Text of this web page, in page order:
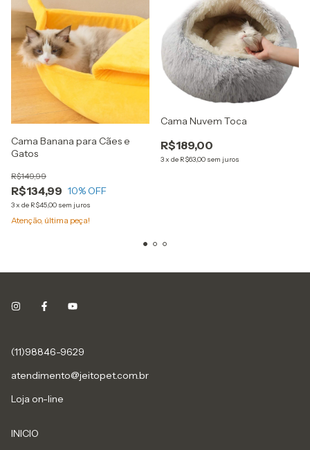
Cama Banana para Cães e
Gatos
R$134,99
R$149,99
10% OFF
3x de R$45,00 sem juros
Atenção, última peça!
Cama Nuvem Toca
R$189,00
3x de R$63,00 sem juros
(11)98846-9629
atendimento@jeitopet.com.br
Loja on-line
INICIO